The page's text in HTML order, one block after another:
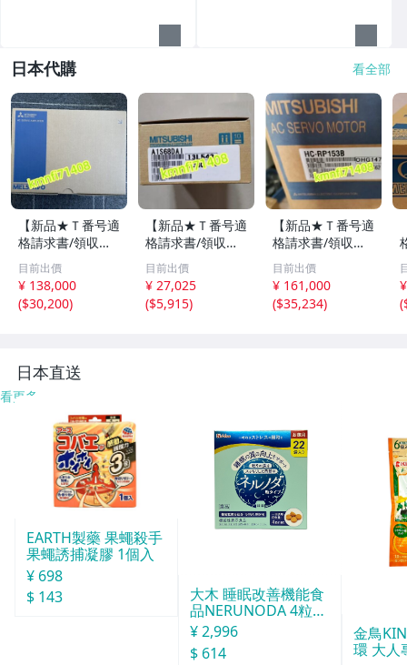
日本代購 看全部
【新品★Ｔ番号適
格請求書/領収
書】三菱電機 M
R-J70A サーボア
ンプ【６か月保
証】
目前出價
¥ 138,000
($30,200)
【新品★Ｔ番号適
格請求書/領収
書】 三菱電機 A1
S68DAI ディジタ
ル アナログ変換
ユニット★６ヶ月
目前出價
¥ 27,025
($5,915)
【新品★Ｔ番号適
格請求書/領収
書】三菱電機 HC-
RP153B サーボモ
ーター 【６ヶ月
保証】
目前出價
¥ 161,000
($35,234)
(
日本直送
看更多
EARTH製藥 果蠅殺手
果蠅誘捕凝膠 1個入
¥ 698
$ 143
大木 睡眠改善機能食
品NERUNODA 4粒22
袋
¥ 2,996
$ 614
金鳥
環 大人